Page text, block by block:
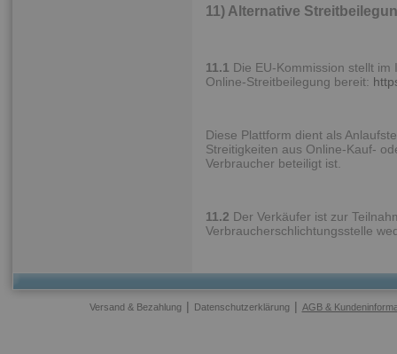
11) Alternative
11.1 Die EU-Kommission stellt
Online-Streitbeilegung bereit:
Diese Plattform dient als
Streitigkeiten aus Online-Kauf-
Verbraucher beteiligt ist.
11.2 Der Verkäufer ist zur
Verbraucherschlichtungsstelle
Versand & Bezahlung | Datenschutzerklärung | AGB &